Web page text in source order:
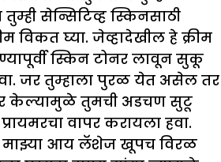
सेन्सिटिव्ह स्किनसाठी
विकत घ्या. जेव्हादेखील हे क्रीम
स्किन टोनर लावून सुकू
जर तुम्हाला पुरळ येत असेल तर
केल्यामुळे तुमची अडचण सुटू
वापर करायला हवा.
झ् या आय लॅशेज खूपच विरळ